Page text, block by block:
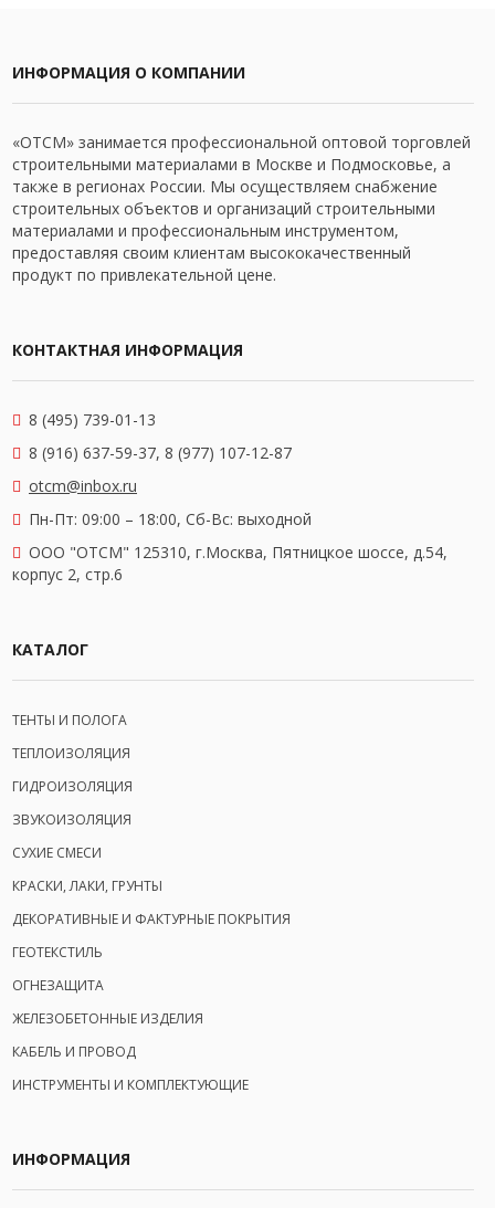
ИНФОРМАЦИЯ О КОМПАНИИ
«ОТСМ» занимается профессиональной оптовой торговлей
строительными материалами в Москве и Подмосковье, а
также в регионах России. Мы осуществляем снабжение
строительных объектов и организаций строительными
материалами и профессиональным инструментом,
предоставляя своим клиентам высококачественный
продукт по привлекательной цене.
КОНТАКТНАЯ ИНФОРМАЦИЯ
8 (495) 739-01-13
8 (916) 637-59-37, 8 (977) 107-12-87
otcm@inbox.ru
Пн-Пт: 09:00 – 18:00, Сб-Вс: выходной
OOO "ОТСМ" 125310, г.Москва, Пятницкое шоссе, д.54,
корпус 2, стр.6
КАТАЛОГ
ТЕНТЫ И ПОЛОГА
ТЕПЛОИЗОЛЯЦИЯ
ГИДРОИЗОЛЯЦИЯ
ЗВУКОИЗОЛЯЦИЯ
СУХИЕ СМЕСИ
КРАСКИ, ЛАКИ, ГРУНТЫ
ДЕКОРАТИВНЫЕ И ФАКТУРНЫЕ ПОКРЫТИЯ
ГЕОТЕКСТИЛЬ
ОГНЕЗАЩИТА
ЖЕЛЕЗОБЕТОННЫЕ ИЗДЕЛИЯ
КАБЕЛЬ И ПРОВОД
ИНСТРУМЕНТЫ И КОМПЛЕКТУЮЩИЕ
ИНФОРМАЦИЯ